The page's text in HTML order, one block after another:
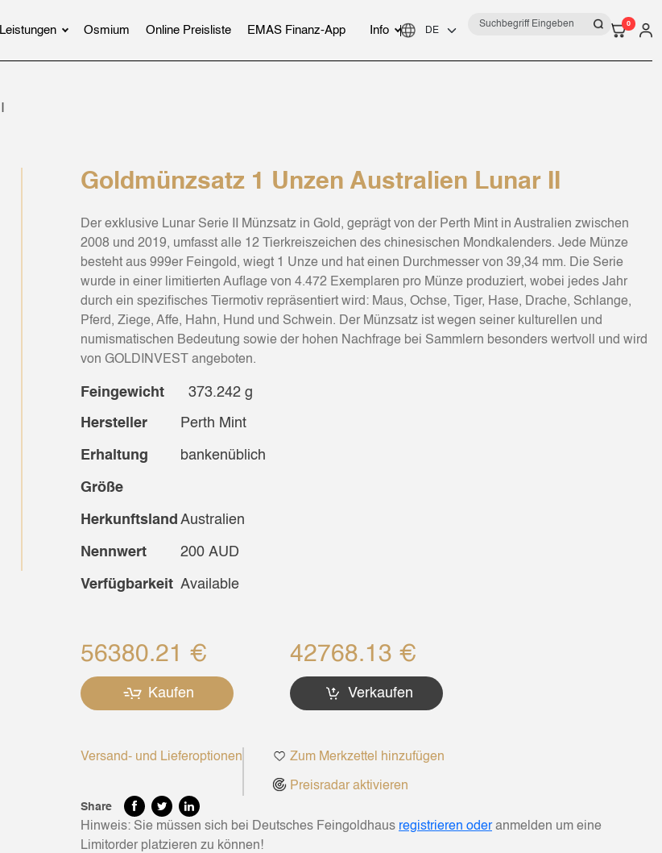
Leistungen Osmium Online Preisliste EMAS Finanz-App Info
0
Goldmünzsatz 1 Unzen Australien Lunar II
Der exklusive Lunar Serie II Münzsatz in Gold, geprägt von der Perth Mint in Australien zwischen
2008 und 2019, umfasst alle 12 Tierkreiszeichen des chinesischen Mondkalenders. Jede Münze
besteht aus 999er Feingold, wiegt 1 Unze und hat einen Durchmesser von 39,34 mm. Die Serie
wurde in einer limitierten Auflage von 4.472 Exemplaren pro Münze produziert, wobei jedes Jahr
durch ein spezifisches Tiermotiv repräsentiert wird: Maus, Ochse, Tiger, Hase, Drache, Schlange,
Pferd, Ziege, Affe, Hahn, Hund und Schwein. Der Münzsatz ist wegen seiner kulturellen und
numismatischen Bedeutung sowie der hohen Nachfrage bei Sammlern besonders wertvoll und wird
von GOLDINVEST angeboten.
Feingewicht 373.242 g
Hersteller Perth Mint
Erhaltung bankenüblich
Größe
Herkunftsland Australien
Nennwert 200 AUD
Verfügbarkeit Available
56380.21 €
Kaufen
42768.13 €
Verkaufen
Versand- und Lieferoptionen Zum Merkzettel hinzufügen
Preisradar aktivieren
Share
Hinweis: Sie müssen sich bei Deutsches Feingoldhaus registrieren oderanmelden um eine
Limitorder platzieren zu können!